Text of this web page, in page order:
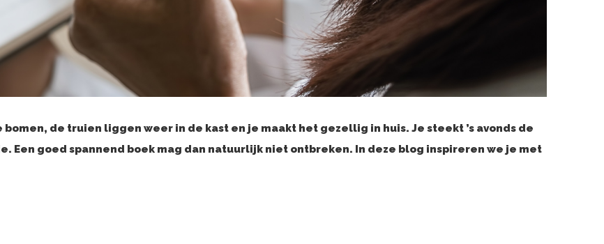
de truien liggen weer in de kast en je maakt het gezellig in huis. Je steekt ’s avonds de
Een goed spannend boek mag dan natuurlijk niet ontbreken. In deze blog inspireren we je met